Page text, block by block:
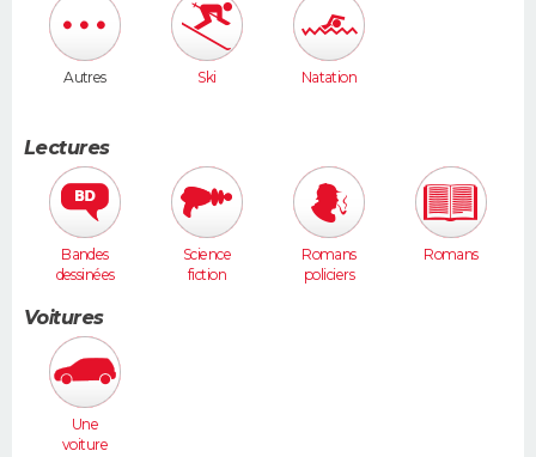
Autres Ski Natation
Lectures
Bandes
dessinées
Science
fiction
Romans
policiers
Romans
Voitures
Une
voiture